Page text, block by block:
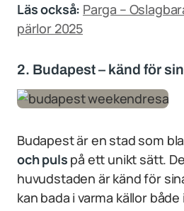
Läs också: Parga –
pärlor 2025
2. Budapest – känd för
Budapest är en stad som
och puls på ett unikt sätt.
huvudstaden är känd för
kan bada i varma källor